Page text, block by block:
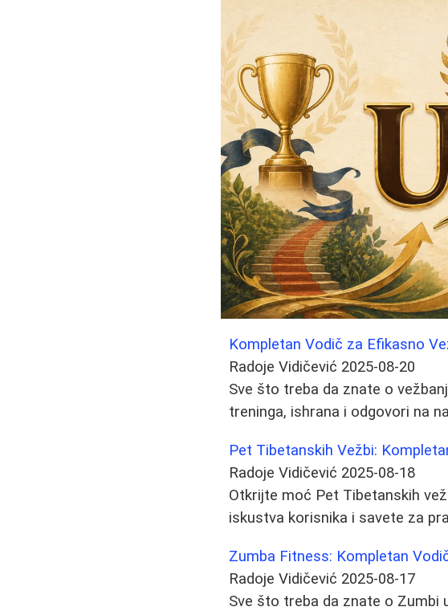
Kompletan Vodič za Efikasno
Radoje Vidičević 2025-08-20
Sve što treba da znate o
treninga, ishrana i odgovori na
Pet Tibetanskih Vežbi:
Radoje Vidičević 2025-08-18
Otkrijte moć Pet Tibetanskih
iskustva korisnika i savete za
Zumba Fitness: Kompletan
Radoje Vidičević 2025-08-17
Sve što treba da znate o Zumbi